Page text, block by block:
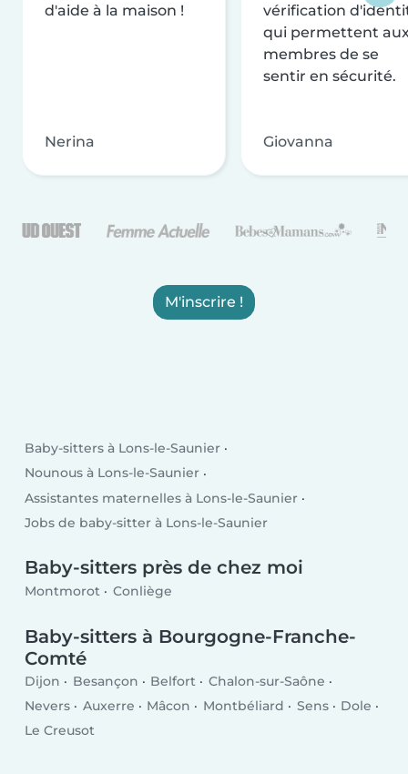
d'aide à la maison !
Nerina
vérification
qui permettent
membres de se
sentir en sécurité.
Giovanna
M'inscrire !
Baby-sitters à Lons-le-Saunier
Nounous à Lons-le-Saunier
Assistantes maternelles à Lons-le-Saunier
Jobs de baby-sitter à Lons-le-Saunier
Baby-sitters près de chez moi
Montmorot Conliège
Baby-sitters à Bourgogne-Franche-
Comté
Dijon Besançon Belfort
Chalon-sur-Saône
Nevers
Auxerre Mâcon Montbéliard Sens
Dole
Le Creusot